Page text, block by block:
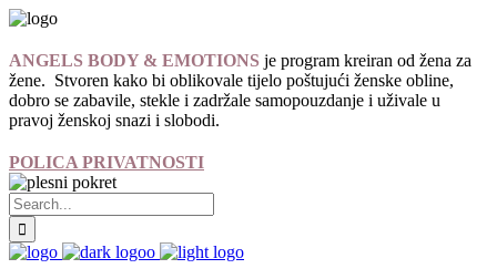
ANGELS BODY & EMOTIONS je program kreiran od žena za
žene. Stvoren kako bi oblikovale tijelo poštujući ženske obline,
dobro se zabavile, stekle i zadržale samopouzdanje i uživale u
pravoj ženskoj snazi i slobodi.
POLICA PRIVATNOSTI